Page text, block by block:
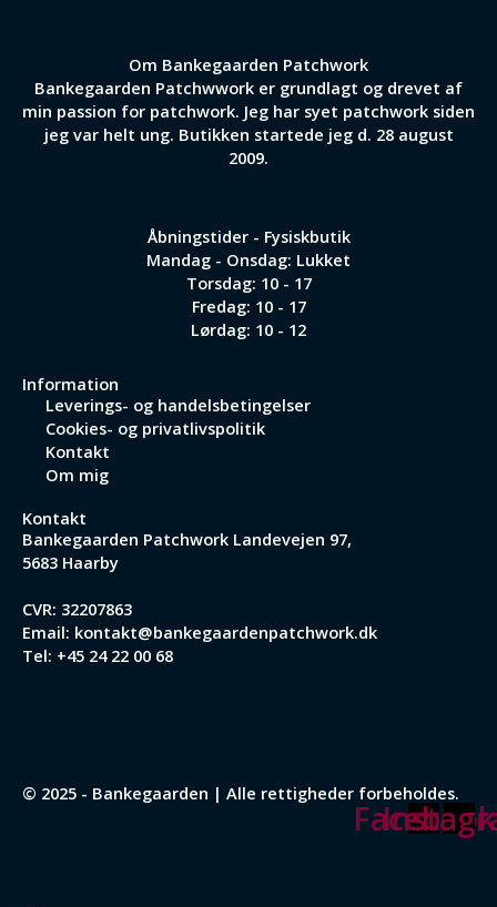
Om Bankegaarden Patchwork
Bankegaarden Patchwwork er grundlagt og drevet af
min passion for patchwork. Jeg har syet patchwork siden
jeg var helt ung. Butikken startede jeg d. 28 august
2009.
Åbningstider - Fysiskbutik
Mandag - Onsdag: Lukket
Torsdag: 10 - 17
Fredag: 10 - 17
Lørdag: 10 - 12
Information
Leverings- og handelsbetingelser
Cookies- og privatlivspolitik
Kontakt
Om mig
Kontakt
Bankegaarden Patchwork Landevejen 97,
5683 Haarby
CVR: 32207863
Email: kontakt@bankegaardenpatchwork.dk
Tel: +45 24 22 00 68
© 2025 - Bankegaarden | Alle rettigheder forbeholdes.
Facebook